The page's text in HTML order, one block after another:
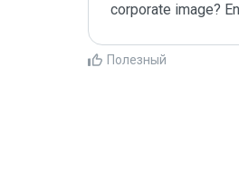
corporate image?
Полезный